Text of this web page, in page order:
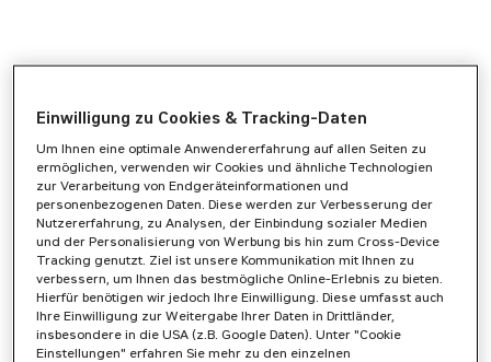
Einwilligung zu Cookies & Tracking-Daten
Um Ihnen eine optimale Anwendererfahrung auf allen Seiten zu
ermöglichen, verwenden wir Cookies und ähnliche Technologien
zur Verarbeitung von Endgeräteinformationen und
personenbezogenen Daten. Diese werden zur Verbesserung der
Nutzererfahrung, zu Analysen, der Einbindung sozialer Medien
und der Personalisierung von Werbung bis hin zum Cross-Device
Tracking genutzt. Ziel ist unsere Kommunikation mit Ihnen zu
verbessern, um Ihnen das bestmögliche Online-Erlebnis zu bieten.
Hierfür benötigen wir jedoch Ihre Einwilligung. Diese umfasst auch
Ihre Einwilligung zur Weitergabe Ihrer Daten in Drittländer,
insbesondere in die USA (z.B. Google Daten). Unter "Cookie
Einstellungen" erfahren Sie mehr zu den einzelnen